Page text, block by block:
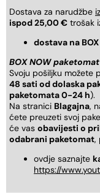
Dostava za narudžbe
ispod 25,00 € trošak
dostava na
BOX NOW
Svoju pošiljku možete
48 sati od dolaska
paketomata 0-24 h).
Na stranici Blagajna,
ćete preuzeti svoj
će vas obavijesti o
odabrani paketomat,
ovdje saznajte
https://